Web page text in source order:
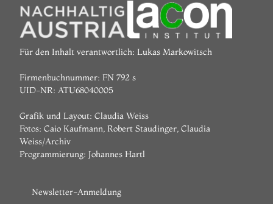
Für den Inhalt verantwortlich: Lukas Markowitsch
Firmenbuchnummer: FN 792 s
UID-NR: ATU68040005
Grafik und Layout: Claudia Weiss
Fotos: Caio Kaufmann, Robert Staudinger, Claudia
Weiss/Archiv
Programmierung:Johannes Hartl
Newsletter-Anmeldung